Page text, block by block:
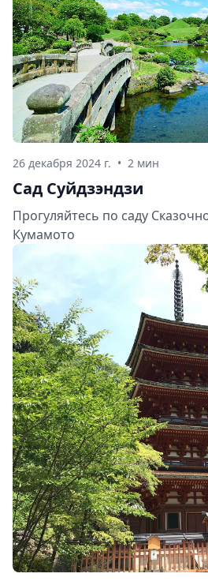
26 декабря 2024 г. • 2 мин
Сад Суйдзэндзи
Прогуляйтесь по саду
Кумамото